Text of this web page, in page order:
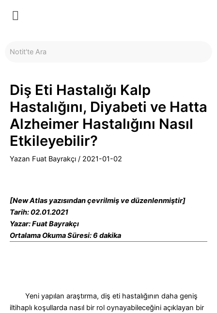
Menü
Diş Eti Hastalığı Kalp
Hastalığını, Diyabeti ve Hatta
Alzheimer Hastalığını Nasıl
Etkileyebilir?
Yazan Fuat Bayrakçı / 2021-01-02
[New Atlas yazısından çevrilmiş ve düzenlenmiştir]
Tarih: 02.01.2021
Yazar: Fuat Bayrakçı
Ortalama Okuma Süresi: 6 dakika
Yeni yapılan araştırma, diş eti hastalığının daha geniş
iltihaplı koşullarda nasıl bir rol oynayabileceğini açıklayan bir